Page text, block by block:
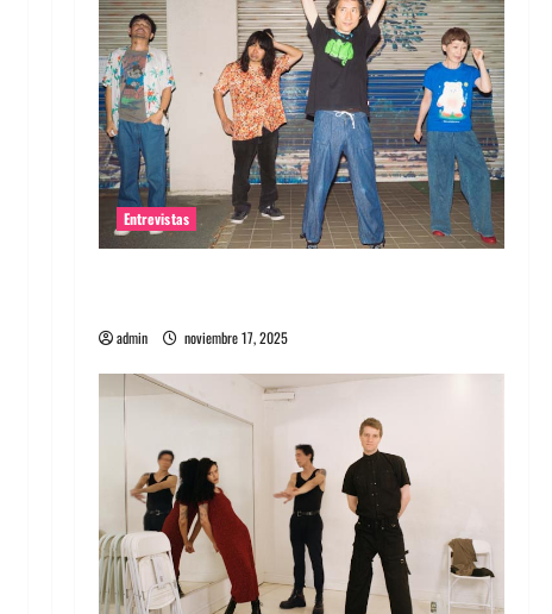
Entrevistas
admin noviembre 17, 2025